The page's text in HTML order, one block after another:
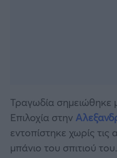
Τραγωδία
Επιλοχία στην
εντοπίστηκε χωρίς τις
μπάνιο του σπιτιού του.